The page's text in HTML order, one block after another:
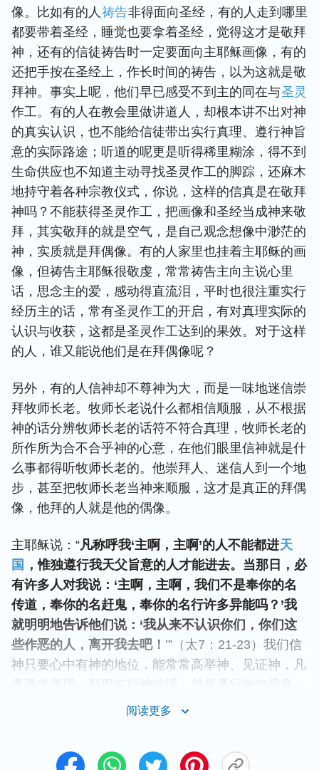
像。比如有的人 祷告非得面向圣经，有的人走到哪里
都要带着圣经，睡觉也要拿着圣经，觉得这才是敬拜
神，还有的信徒祷告时一定要面向主耶稣画像，有的
还把手按在圣经上，作长时间的祷告，以为这就是敬
拜神。事实上呢，他们早已感受不到主的同在与圣灵
作工。有的人在教会里做讲道人，却根本讲不出对神
的真实认识，也不能给信徒带出实行真理、遵行神旨
意的实际路途；听道的呢更是听得稀里糊涂，得不到
生命供应也不知道主动寻找圣灵作工的脚踪，还麻木
地持守着各种宗教仪式，你说，这样的信真是在敬拜
神吗？不能获得圣灵作工，把画像和圣经当成神来敬
拜，其实敬拜的就是空气，是自己观念想像中渺茫的
神，实质就是拜偶像。有的人家里也挂着主耶稣的画
像，但祷告主耶稣很敬虔，常常祷告主向主说心里
话，思念主的爱，感动得直流泪，平时也很注重实行
经历主的话，常有圣灵作工的开启，有对真理实际的
认识与收获，这都是圣灵作工达到的果效。对于这样
的人，谁又能说他们是在拜偶像呢？
另外，有的人信神却不尊神为大，而是一味地迷信崇
拜牧师长老。牧师长老说什么都相信顺服，从不根据
神的话分辨牧师长老的话符不符合真理，牧师长老的
所作所为合不合乎神的心意，在他们眼里信神就是什
么事都得听牧师长老的。他崇拜人、迷信人到一个地
步，甚至把牧师长老当神来顺服，这才是真正的拜偶
像，他拜的人就是他的偶像。
主耶稣说：“凡称呼我‘主啊，主啊’的人不能都进天
国 ，惟独遵行我天父旨意的人才能进去。当那日，必
有许多人对我说：‘主啊，主啊，我们不是奉你的名
传道，奉你的名赶鬼，奉你的名行许多异能吗？’我
就明明地告诉他们说：‘我从来不认识你们，你们这
些作恶的人，离开我去吧！ ’”（太7：21-23）我们信
神只要心中有神的地位，能常常高举神、见证神，凡
就能获得圣灵作工。这样我们无论是在教会里、家
称许，无可置疑；谁如果名义上信神，实际却崇拜、
阅读更多